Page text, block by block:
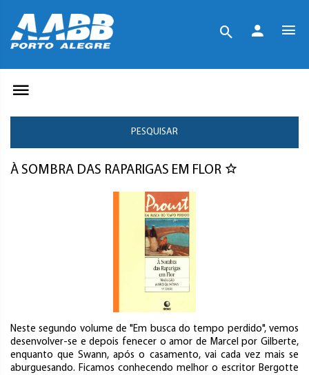
PESQUISAR
À SOMBRA DAS RAPARIGAS EM FLOR
Neste segundo volume de "Em busca do tempo perdido", vemos
desenvolver-se e depois fenecer o amor de Marcel por Gilberte,
enquanto que Swann, após o casamento, vai cada vez mais se
aburguesando. Ficamos conhecendo melhor o escritor Bergotte